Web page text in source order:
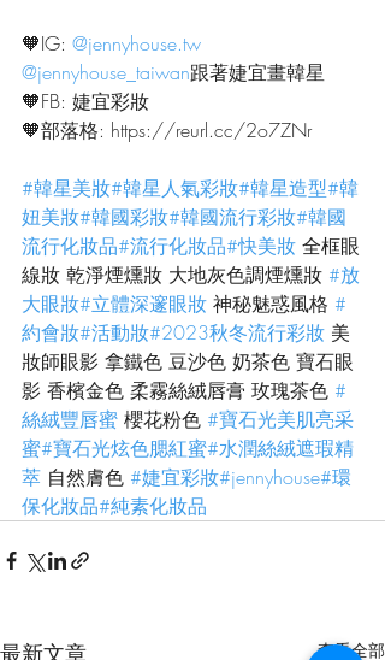
🧡IG: @jennyhouse.tw
@jennyhouse_taiwan跟著婕宜畫韓星
🧡FB: 婕宜彩妝
🧡部落格: https://reurl.cc/2o7ZNr
#韓星美妝#韓星人氣彩妝#韓星造型#韓
妞美妝#韓國彩妝#韓國流行彩妝#韓國
流行化妝品#流行化妝品#快美妝 全框眼
線妝 乾淨煙燻妝 大地灰色調煙燻妝 #放
大眼妝#立體深邃眼妝 神秘魅惑風格 #
約會妝#活動妝#2023秋冬流行彩妝 美
妝師眼影 拿鐵色 豆沙色 奶茶色 寶石眼
影 香檳金色 柔霧絲絨唇膏 玫瑰茶色 #
絲絨豐唇蜜 櫻花粉色 #寶石光美肌亮采
蜜#寶石光炫色腮紅蜜#水潤絲絨遮瑕精
萃 自然膚色 #婕宜彩妝#jennyhouse#環
保化妝品#純素化妝品
最新文章 查看全部